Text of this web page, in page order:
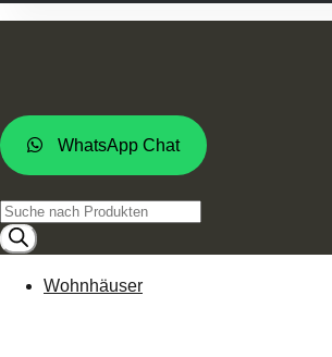
WhatsApp Chat
Products
search
Wohnhäuser